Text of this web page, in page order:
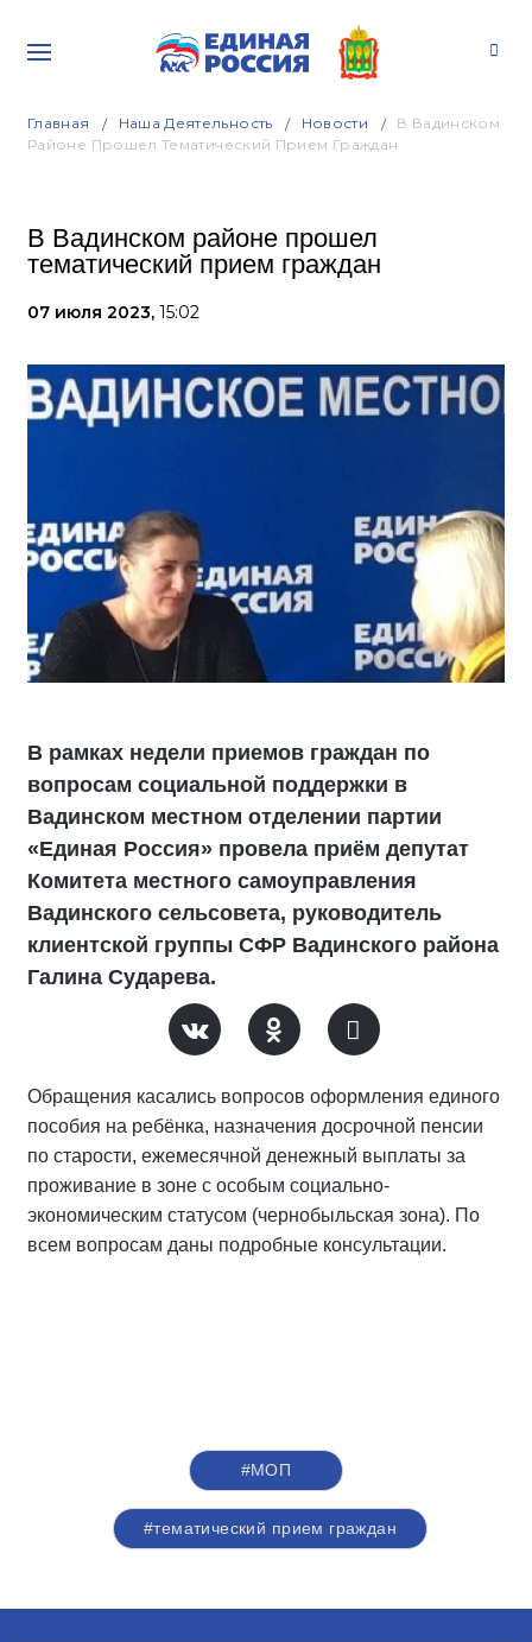
Главная Наша Деятельность Новости
В Вадинском
Районе Прошел Тематический Прием Граждан
В Вадинском районе прошел
тематический прием граждан
07 июля 2023, 15:02
В рамках недели приемов граждан по
вопросам социальной поддержки в
Вадинском местном отделении партии
«Единая Россия» провела приём депутат
Комитета местного самоуправления
Вадинского сельсовета, руководитель
клиентской группы СФР Вадинского района
Галина Сударева.
Обращения касались вопросов оформления единого
пособия на ребёнка, назначения досрочной пенсии
по старости, ежемесячной денежный выплаты за
проживание в зоне с особым социально-
экономическим статусом (чернобыльская зона). По
всем вопросам даны подробные консультации.
#МОП
#тематический прием граждан